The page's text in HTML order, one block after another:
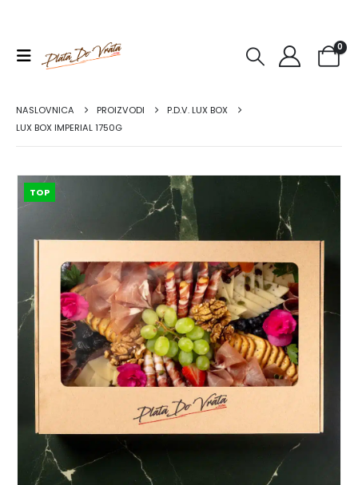
0
NASLOVNICA PROIZVODI
P.D.V. LUX BOX
LUX BOX IMPERIAL 1750G
TOP